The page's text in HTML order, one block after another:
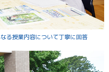
る授業内容について丁寧に回答